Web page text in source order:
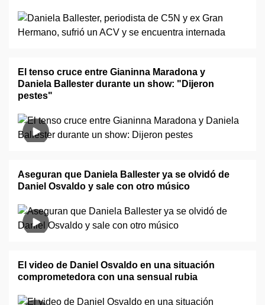
El tenso cruce entre Gianinna Maradona y
Daniela Ballester durante un show: "Dijeron
pestes"
Aseguran que Daniela Ballester ya se olvidó de
Daniel Osvaldo y sale con otro músico
El video de Daniel Osvaldo en una situación
comprometedora con una sensual rubia